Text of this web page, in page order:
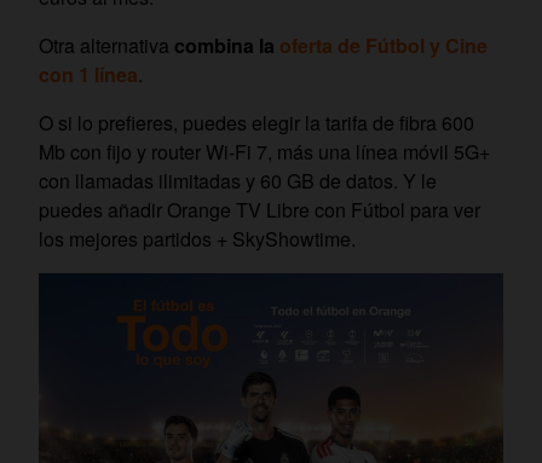
Otra alternativa combina la oferta de Fútbol y Cine
con 1 línea.
O si lo prefieres, puedes elegir la tarifa de fibra 600
Mb con fijo y router Wi-Fi 7, más una línea móvil 5G+
con llamadas ilimitadas y 60 GB de datos. Y le
puedes añadir Orange TV Libre con Fútbol para ver
los mejores partidos + SkyShowtime.